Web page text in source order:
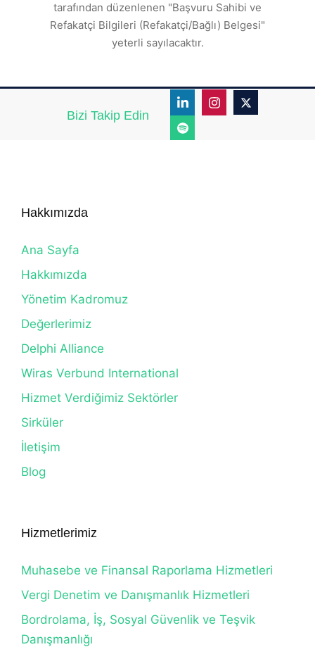
tarafından düzenlenen "Başvuru Sahibi ve
Refakatçi Bilgileri (Refakatçi/Bağlı) Belgesi"
yeterli sayılacaktır.
Bizi Takip Edin
Hakkımızda
Ana Sayfa
Hakkımızda
Yönetim Kadromuz
Değerlerimiz
Delphi Alliance
Wiras Verbund International
Hizmet Verdiğimiz Sektörler
Sirküler
İletişim
Blog
Hizmetlerimiz
Muhasebe ve Finansal Raporlama Hizmetleri
Vergi Denetim ve Danışmanlık Hizmetleri
Bordrolama, İş, Sosyal Güvenlik ve Teşvik
Danışmanlığı